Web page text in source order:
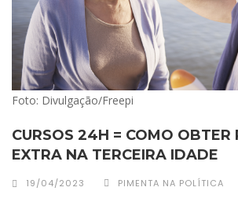
Foto: Divulgação/Freepi
CURSOS 24H = COMO OBTER
EXTRA NA TERCEIRA IDADE
19/04/2023 PIMENTA NA POLÍTICA